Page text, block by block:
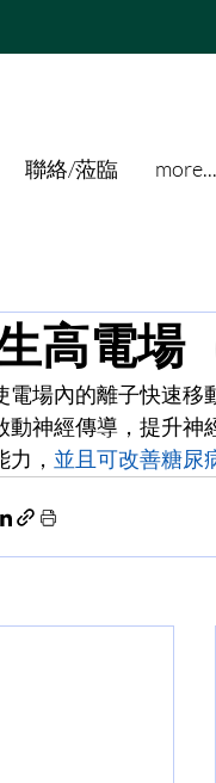
聯絡/蒞臨 more...
高電場
電場內的離子快速移
動神經傳導，提升神
力， 並且可改善糖尿